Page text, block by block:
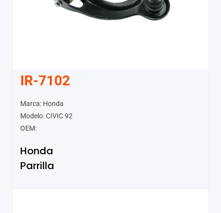
IR-7102
Marca: Honda
Modelo: CIVIC 92
OEM:
Honda
Parrilla